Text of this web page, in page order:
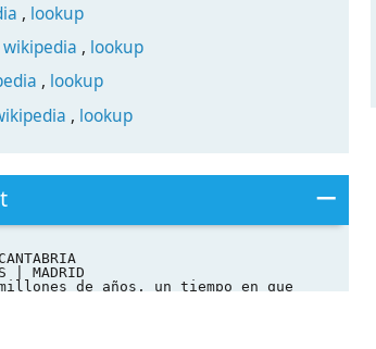
, lookup
wikipedia , lookup
, lookup
, lookup
| MADRID
de años, un tiempo en que